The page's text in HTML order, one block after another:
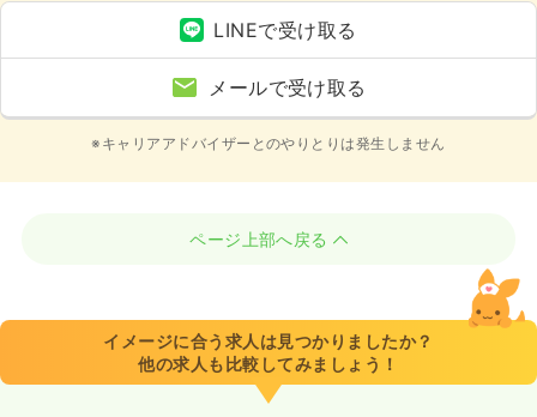
LINEで受け取る
メールで受け取る
※キャリアアドバイザーとのやりとりは発生しません
ページ上部へ戻る
イメージに合う求人は見つかりましたか？
他の求人も比較してみましょう！